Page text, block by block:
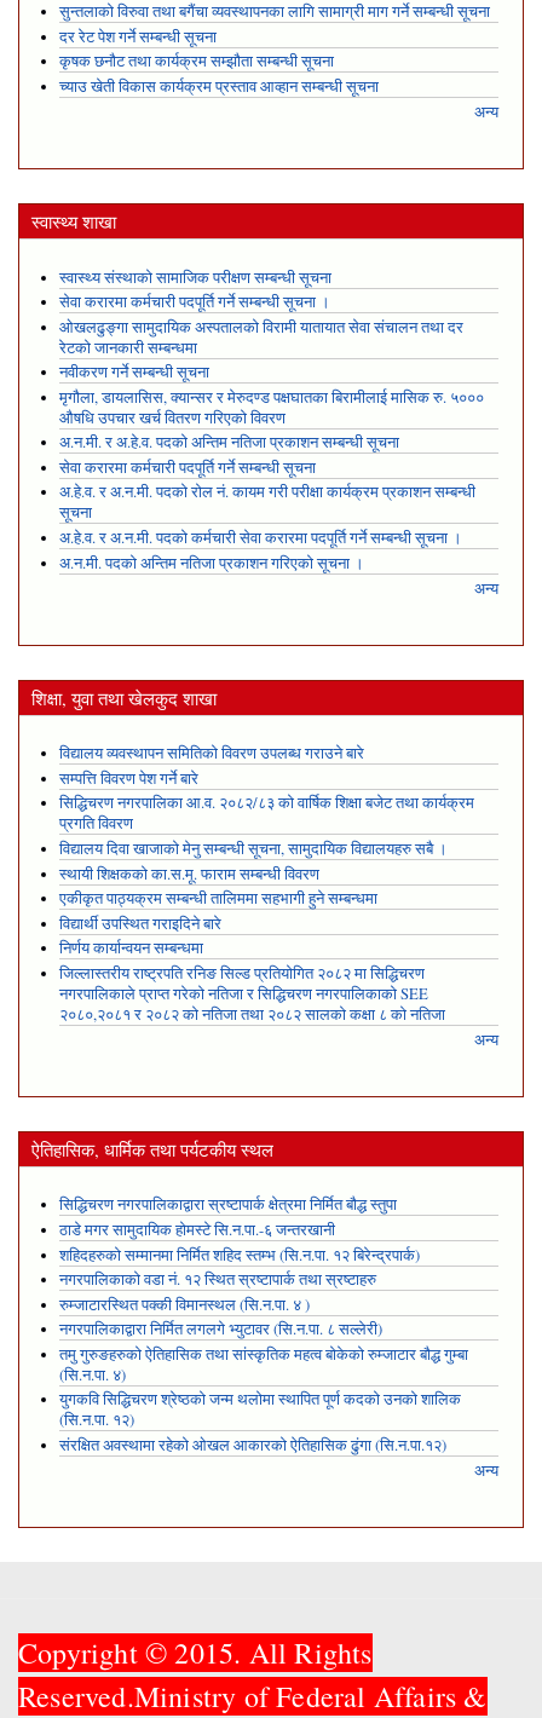
सुन्तलाको विरुवा तथा बगैंचा व्यवस्थापनका लागि सामाग्री माग गर्ने सम्बन्धी सूचना
दर रेट पेश गर्ने सम्बन्धी सूचना
कृषक छनौट तथा कार्यक्रम सम्झौता सम्बन्धी सूचना
च्याउ खेती विकास कार्यक्रम प्रस्ताव आव्हान सम्बन्धी सूचना
अन्य
स्वास्थ्य शाखा
स्वास्थ्य संस्थाको सामाजिक परीक्षण सम्बन्धी सूचना
सेवा करारमा कर्मचारी पदपूर्ति गर्ने सम्बन्धी सूचना ।
ओखलढुङ्गा सामुदायिक अस्पतालको विरामी यातायात सेवा संचालन तथा दर
रेटको जानकारी सम्बन्धमा
नवीकरण गर्ने सम्बन्धी सूचना
मृगौला, डायलासिस, क्यान्सर र मेरुदण्ड पक्षघातका बिरामीलाई मासिक रु. ५०००
औषधि उपचार खर्च वितरण गरिएको विवरण
अ.न.मी. र अ.हे.व. पदको अन्तिम नतिजा प्रकाशन सम्बन्धी सूचना
सेवा करारमा कर्मचारी पदपूर्ति गर्ने सम्बन्धी सूचना
अ.हे.व. र अ.न.मी. पदको रोल नं. कायम गरी परीक्षा कार्यक्रम प्रकाशन सम्बन्धी
सूचना
अ.हे.व. र अ.न.मी. पदको कर्मचारी सेवा करारमा पदपूर्ति गर्ने सम्बन्धी सूचना ।
अ.न.मी. पदको अन्तिम नतिजा प्रकाशन गरिएको सूचना ।
अन्य
शिक्षा, युवा तथा खेलकुद शाखा
विद्यालय व्यवस्थापन समितिको विवरण उपलब्ध गराउने बारे
सम्पत्ति विवरण पेश गर्ने बारे
सिद्धिचरण नगरपालिका आ.व. २०८२/८३ को वार्षिक शिक्षा बजेट तथा कार्यक्रम
प्रगति विवरण
विद्यालय दिवा खाजाको मेनु सम्बन्धी सूचना, सामुदायिक विद्यालयहरु सबै ।
स्थायी शिक्षकको का.स.मू. फाराम सम्बन्धी विवरण
एकीकृत पाठ्यक्रम सम्बन्धी तालिममा सहभागी हुने सम्बन्धमा
विद्यार्थी उपस्थित गराइदिने बारे
निर्णय कार्यान्वयन सम्बन्धमा
जिल्लास्तरीय राष्ट्रपति रनिङ सिल्ड प्रतियोगित २०८२ मा सिद्धिचरण
नगरपालिकाले प्राप्त गरेकाे नतिजा र सिद्धिचरण नगरपालिकाको SEE
२०८०,२०८१ र २०८२ को नतिजा तथा २०८२ सालको कक्षा ८ को नतिजा
अन्य
ऐतिहासिक, धार्मिक तथा पर्यटकीय स्थल
सिद्धिचरण नगरपालिकाद्वारा स्रष्टापार्क क्षेत्रमा निर्मित बौद्ध स्तुपा
ठाडे मगर सामुदायिक होमस्टे सि.न.पा.-६ जन्तरखानी
शहिदहरुको सम्मानमा निर्मित शहिद स्तम्भ (सि.न.पा. १२ बिरेन्द्रपार्क)
नगरपालिकाको वडा नं. १२ स्थित स्रष्टापार्क तथा स्रष्टाहरु
रुम्जाटारस्थित पक्की विमानस्थल (सि.न.पा. ४ )
नगरपालिकाद्वारा निर्मित लगलगे भ्युटावर (सि.न.पा. ८ सल्लेरी)
तमु गुरुङहरुको ऐतिहासिक तथा सांस्कृतिक महत्व बोकेको रुम्जाटार बौद्ध गुम्बा
(सि.न.पा. ४)
युगकवि सिद्धिचरण श्रेष्ठको जन्म थलोमा स्थापित पूर्ण कदको उनको शालिक
(सि.न.पा. १२)
संरक्षित अवस्थामा रहेको ओखल आकारको ऐतिहासिक ढुंगा (सि.न.पा.१२)
अन्य
Copyright © 2015. All Rights
Reserved.Ministry of Federal Affairs &